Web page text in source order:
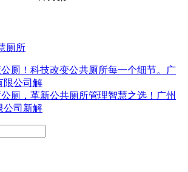
厕所
公厕！科技改变公共厕所每一个细节。广
限公司解
厕，革新公共厕所管理智慧之选！广州
公司新解